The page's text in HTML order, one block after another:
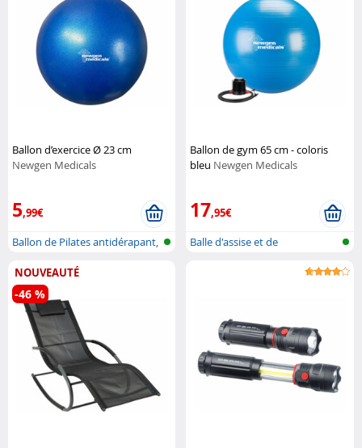
Ballon d’exercice Ø 23 cm
Newgen Medicals
5,99€
Ballon de Pilates antidérapant,
Ballon de gym 65 cm - coloris
bleu Newgen Medicals
17,95€
Balle d'assise et de
NOUVEAUTÉ
-46 %